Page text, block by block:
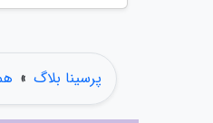
پرسینا بلاگ »